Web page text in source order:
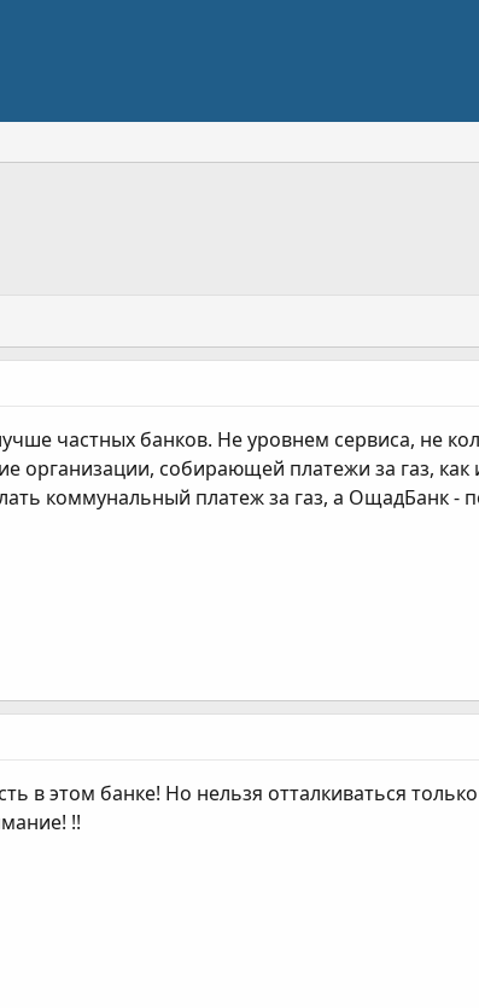
частных банков. Не уровнем сервиса, не
организации, собирающей платежи за газ, как
коммунальный платеж за газ, а ОщадБанк -
в этом банке! Но нельзя отталкиваться
!!